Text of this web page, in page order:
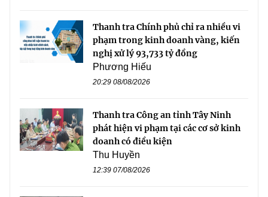
Thanh tra Chính phủ chỉ ra nhiều vi
phạm trong kinh doanh vàng, kiến
nghị xử lý 93,733 tỷ đồng
Phương Hiếu
20:29 08/08/2026
Thanh tra Công an tỉnh Tây Ninh
phát hiện vi phạm tại các cơ sở kinh
doanh có điều kiện
Thu Huyền
12:39 07/08/2026